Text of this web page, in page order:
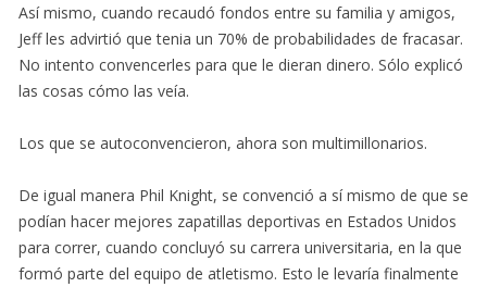
Así mismo, cuando recaudó fondos entre su familia y amigos,
Jeff les advirtió que tenia un 70% de probabilidades de fracasar.
No intento convencerles para que le dieran dinero. Sólo explicó
las cosas cómo las veía.
Los que se autoconvencieron, ahora son multimillonarios.
De igual manera Phil Knight, se convenció a sí mismo de que se
podían hacer mejores zapatillas deportivas en Estados Unidos
para correr, cuando concluyó su carrera universitaria, en la que
formó parte del equipo de atletismo. Esto le levaría finalmente